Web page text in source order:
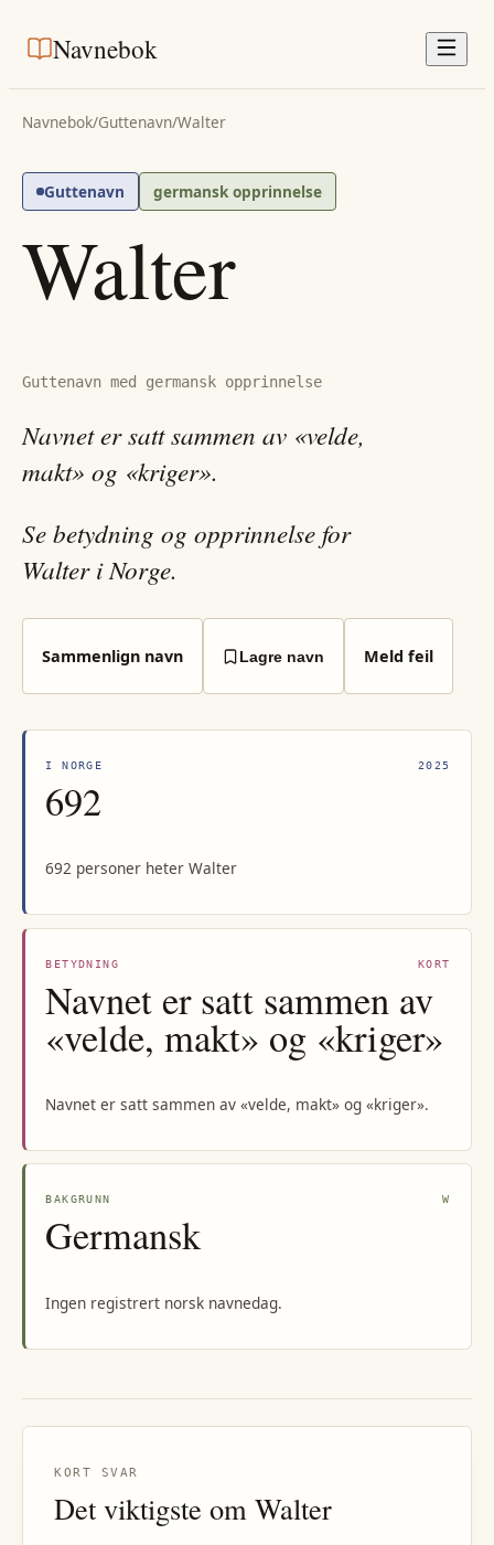
Navnebok
Navnebok/Guttenavn/Walter
Guttenavn germansk opprinnelse
Walter
Guttenavn med germansk opprinnelse
Navnet er satt sammen av «velde,
makt» og «kriger».
Se betydning og opprinnelse for
Walter i Norge.
Sammenlign navn Lagre navn Meld feil
I NORGE 2025
692
692 personer heter Walter
BETYDNING KORT
Navnet er satt sammen av
«velde, makt» og «kriger»
Navnet er satt sammen av «velde, makt» og «kriger».
BAKGRUNN W
Germansk
Ingen registrert norsk navnedag.
KORT SVAR
Det viktigste om Walter